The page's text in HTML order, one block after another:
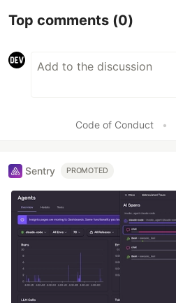
Top comments (0)
Code of Conduct •
Sentry PROMOTED